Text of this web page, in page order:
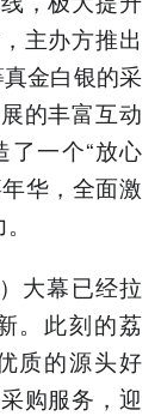
主办方推出
金白银的采
的丰富互动
一个“放心
华，全面激
大幕已经拉
。此刻的荔
质的源头好
购服务，迎